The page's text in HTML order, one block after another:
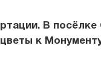
В посёлке
к